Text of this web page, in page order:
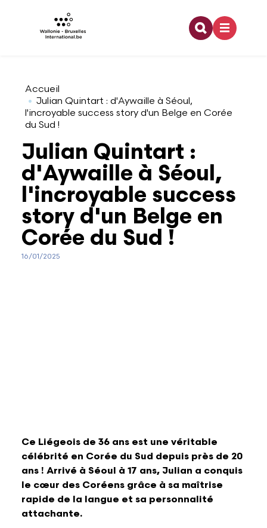
Aller au contenu principal
Recherche
Accueil
Julian Quintart : d'Aywaille à Séoul,
l'incroyable success story d'un Belge en Corée
du Sud !
Julian Quintart :
d'Aywaille à Séoul,
l'incroyable success
story d'un Belge en
Corée du Sud !
16/01/2025
Ce Liégeois de 36 ans est une véritable
célébrité en Corée du Sud depuis près de 20
ans ! Arrivé à Séoul à 17 ans, Julian a conquis
le cœur des Coréens grâce à sa maîtrise
rapide de la langue et sa personnalité
attachante.
Coopération internationale
Europe
Jeunesse
Francophonie
Culture
Architecture
Arts visuels
Audiovisuel
Danse
Design
Emploi
Enseignement
Formation
Stage
Bourses doctorales
Financement dans le cadre d'une activité de
recherche
Partenaires à l'étranger
Programme lié à la recherche
Relations bilatérales
Relations multilatérales
Pouvoirs de tutelle
Organigramme
Développement durable
Offres d'emploi
Logo WBI
Rapports d'activités